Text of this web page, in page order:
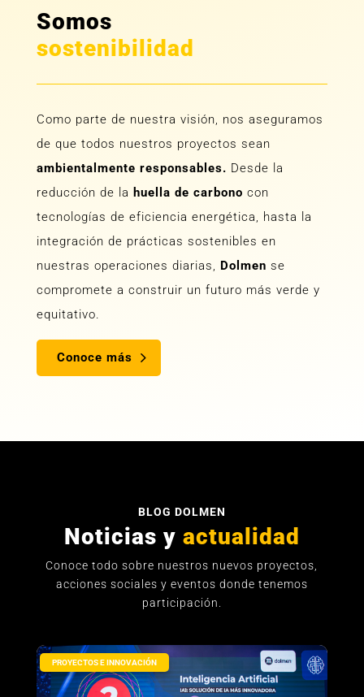
Somos
sostenibilidad
Como parte de nuestra visión, nos aseguramos
de que todos nuestros proyectos sean
ambientalmente responsables. Desde la
reducción de la huella de carbono con
tecnologías de eficiencia energética, hasta la
integración de prácticas sostenibles en
nuestras operaciones diarias, Dolmen se
compromete a construir un futuro más verde y
equitativo.
Conoce más
BLOG DOLMEN
Noticias y actualidad
Conoce todo sobre nuestros nuevos proyectos,
acciones sociales y eventos donde tenemos
participación.
PROYECTOS E INNOVACIÓN